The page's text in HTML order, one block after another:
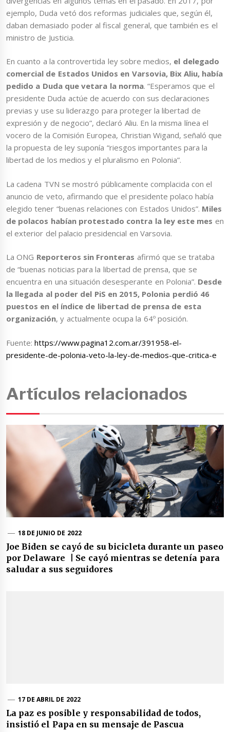
ejemplo, Duda vetó dos reformas judiciales que, según él,
daban demasiado poder al fiscal general, que también es el
ministro de Justicia.
En cuanto a la controvertida ley sobre medios, el delegado
comercial de Estados Unidos en Varsovia, Bix Aliu, había
pedido a Duda que vetara la norma. “Esperamos que el
presidente Duda actúe de acuerdo con sus declaraciones
previas y use su liderazgo para proteger la libertad de
expresión y de negocio”, declaró Aliu. En la misma línea el
vocero de la Comisión Europea, Christian Wigand, señaló que
la propuesta de ley suponía “riesgos importantes para la
libertad de los medios y el pluralismo en Polonia”.
La cadena TVN se mostró públicamente complacida con el
anuncio de veto, afirmando que el presidente polaco había
elegido tener “buenas relaciones con Estados Unidos”. Miles
de polacos habían protestado contra la ley este mes en
el exterior del palacio presidencial en Varsovia.
La ONG Reporteros sin Fronteras afirmó que se trataba
de “buenas noticias para la libertad de prensa, que se
encuentra en una situación desesperante en Polonia”. Desde
la llegada al poder del PiS en 2015, Polonia perdió 46
puestos en el índice de libertad de prensa de esta
organización, y actualmente ocupa la 64º posición.
Fuente:https://www.pagina12.com.ar/391958-el-
presidente-de-polonia-veto-la-ley-de-medios-que-critica-e
Artículos relacionados
18 DE JUNIO DE 2022
Joe Biden se cayó de su bicicleta durante un paseo
por Delaware | Se cayó mientras se detenía para
saludar a sus seguidores
17 DE ABRIL DE 2022
La paz es posible y responsabilidad de todos,
insistió el Papa en su mensaje de Pascua